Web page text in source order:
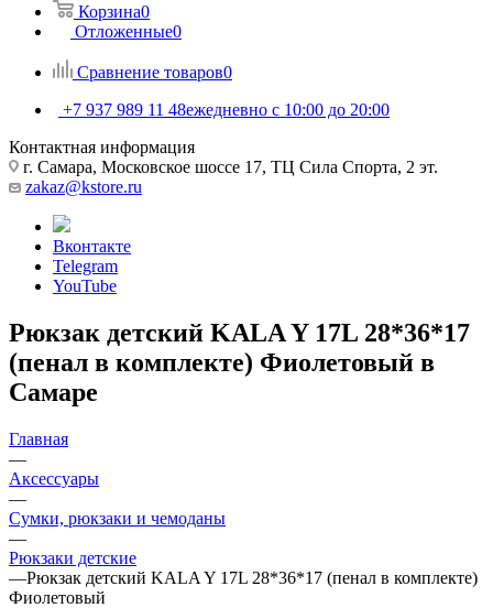
Корзина0
Отложенные0
Сравнение товаров0
+7 937 989 11 48ежедневно с 10:00 до 20:00
Контактная информация
г. Самара, Московское шоссе 17, ТЦ Сила Спорта, 2 эт.
zakaz@kstore.ru
Вконтакте
Telegram
YouTube
Рюкзак детский KALA Y 17L 28*36*17
(пенал в комплекте) Фиолетовый в
Самаре
Главная
—
Аксессуары
—
Сумки, рюкзаки и чемоданы
—
Рюкзаки детские
—Рюкзак детский KALA Y 17L 28*36*17 (пенал в комплекте)
Фиолетовый